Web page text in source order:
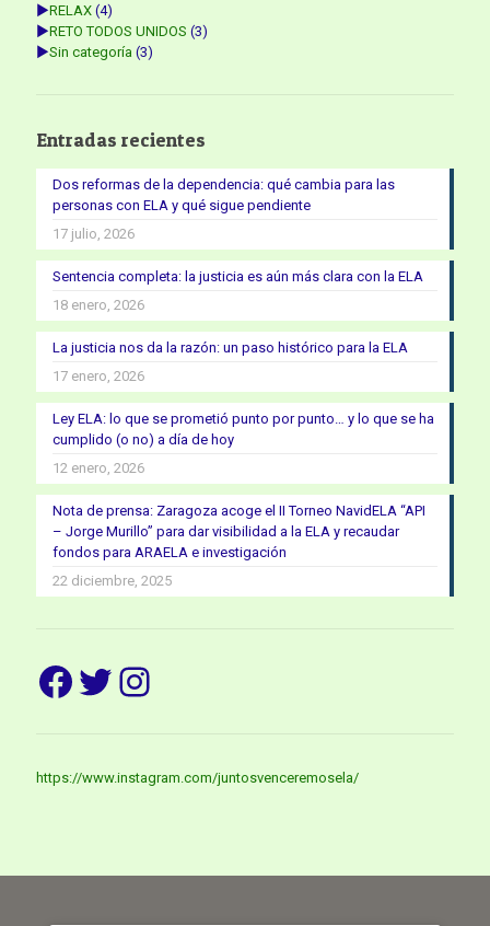
►RELAX (4)
►RETO TODOS UNIDOS (3)
►Sin categoría (3)
Entradas recientes
Dos reformas de la dependencia: qué cambia para las
personas con ELA y qué sigue pendiente
17 julio, 2026
Sentencia completa: la justicia es aún más clara con la ELA
18 enero, 2026
La justicia nos da la razón: un paso histórico para la ELA
17 enero, 2026
Ley ELA: lo que se prometió punto por punto… y lo que se ha
cumplido (o no) a día de hoy
12 enero, 2026
Nota de prensa: Zaragoza acoge el II Torneo NavidELA “API
– Jorge Murillo” para dar visibilidad a la ELA y recaudar
fondos para ARAELA e investigación
22 diciembre, 2025
Facebook
Twitter
Instagram
https://www.instagram.com/juntosvenceremosela/